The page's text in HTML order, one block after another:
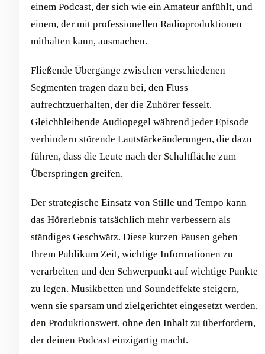
einem Podcast, der sich wie ein Amateur anfühlt, und
einem, der mit professionellen Radioproduktionen
mithalten kann, ausmachen.
Fließende Übergänge zwischen verschiedenen
Segmenten tragen dazu bei, den Fluss
aufrechtzuerhalten, der die Zuhörer fesselt.
Gleichbleibende Audiopegel während jeder Episode
verhindern störende Lautstärkeänderungen, die dazu
führen, dass die Leute nach der Schaltfläche zum
Überspringen greifen.
Der strategische Einsatz von Stille und Tempo kann
das Hörerlebnis tatsächlich mehr verbessern als
ständiges Geschwätz. Diese kurzen Pausen geben
Ihrem Publikum Zeit, wichtige Informationen zu
verarbeiten und den Schwerpunkt auf wichtige Punkte
zu legen. Musikbetten und Soundeffekte steigern,
wenn sie sparsam und zielgerichtet eingesetzt werden,
den Produktionswert, ohne den Inhalt zu überfordern,
der deinen Podcast einzigartig macht.